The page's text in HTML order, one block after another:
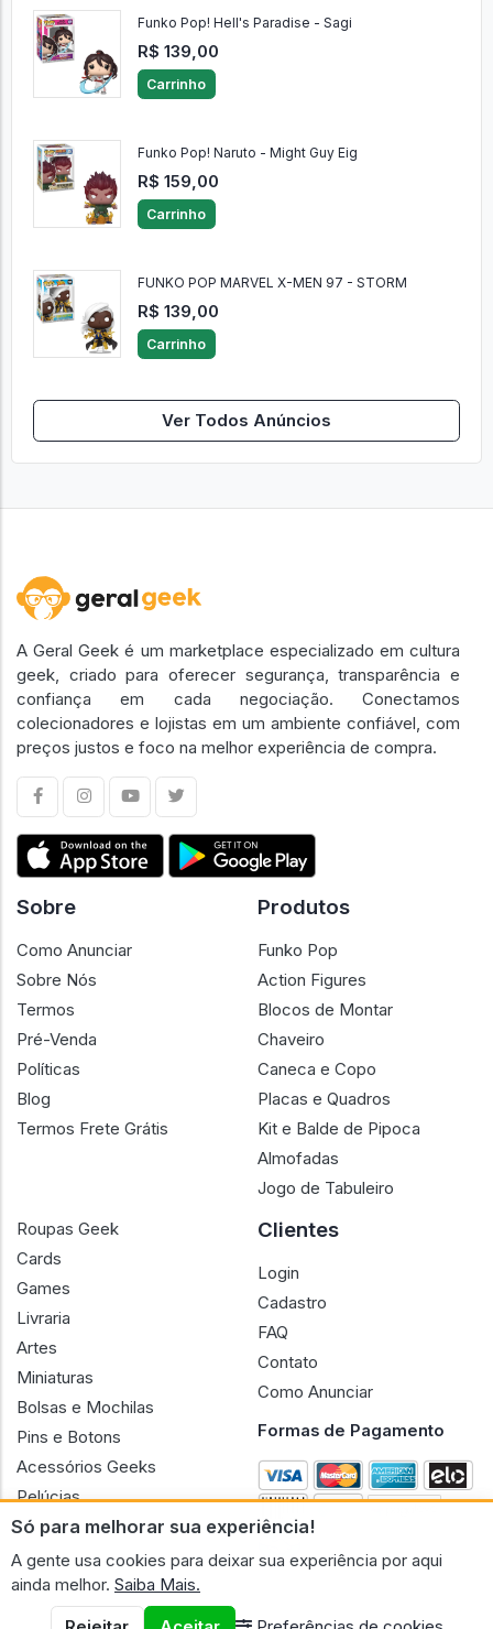
Funko Pop! Hell's Paradise - Sagi
R$ 139,00
Carrinho
Funko Pop! Naruto - Might Guy Eig
R$ 159,00
Carrinho
FUNKO POP MARVEL X-MEN 97 - STORM
R$ 139,00
Carrinho
Ver Todos Anúncios
Só para melhorar sua experiência!
A gente usa cookies para deixar sua experiência por aqui
ainda melhor. Saiba Mais.
A Geral Geek é um marketplace especializado em cultura
geek, criado para oferecer segurança, transparência e
confiança em cada negociação. Conectamos
colecionadores e lojistas em um ambiente confiável, com
preços justos e foco na melhor experiência de compra.
Sobre
Como Anunciar
Sobre Nós
Termos
Pré-Venda
Políticas
Blog
Termos Frete Grátis
Produtos
Funko Pop
Action Figures
Blocos de Montar
Chaveiro
Caneca e Copo
Placas e Quadros
Kit e Balde de Pipoca
Almofadas
Jogo de Tabuleiro
Roupas Geek
Cards
Games
Livraria
Artes
Miniaturas
Bolsas e Mochilas
Pins e Botons
Acessórios Geeks
Pelúcias
Bonecas
Clientes
Login
Cadastro
FAQ
Contato
Como Anunciar
Formas de Pagamento